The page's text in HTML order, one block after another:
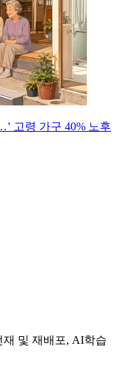
고령 가구 40% 노후
및 재배포, AI학습